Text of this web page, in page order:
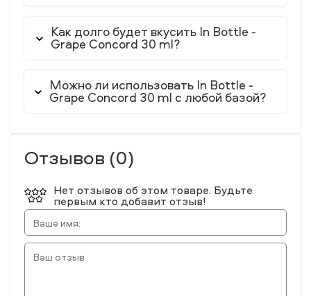
Как долго будет вкусить In Bottle -
Grape Concord 30 ml?
Можно ли использовать In Bottle -
Grape Concord 30 ml с любой базой?
Отзывов (0)
Нет отзывов об этом товаре. Будьте
первым кто добавит отзыв!